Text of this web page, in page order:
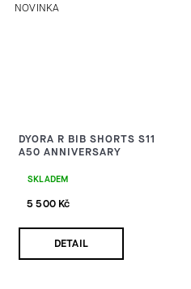
NOVINKA
DYORA R BIB SHORTS S11
A50 ANNIVERSARY
SKLADEM
5 500 Kč
DETAIL